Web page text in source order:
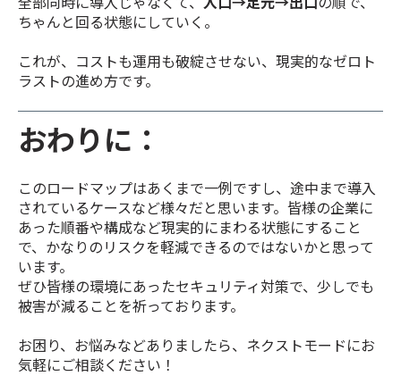
ちゃんと回る状態にしていく。
これが、コストも運用も破綻させない、現実的なゼロト
ラストの進め方です。
おわりに：
このロードマップはあくまで一例ですし、途中まで導入
されているケースなど様々だと思います。皆様の企業に
あった順番や構成など現実的にまわる状態にすること
で、かなりのリスクを軽減できるのではないかと思って
います。
ぜひ皆様の環境にあったセキュリティ対策で、少しでも
被害が減ることを祈っております。
お困り、お悩みなどありましたら、ネクストモードにお
気軽にご相談ください！